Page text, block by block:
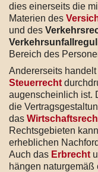
dies einerseits die
Materien des
und des
Bereich des
Andererseits
Steuerrecht
augenscheinlich ist.
die
das
Rechtsgebieten
erheblichen
Auch das Erbrecht
hängen naturgemäß